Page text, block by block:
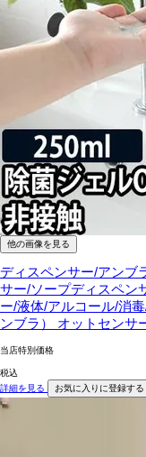
他の画像を見る
ディスペンサー/アンブ
サー/ソープディスペン
ー/液体/アルコール/消
ンブラ） オットセンサ
当店特別価格
税込
詳細を見る
お気に入りに登録する